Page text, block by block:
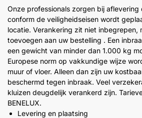
Branddetectie
Inbraakbeveiliging
Merken
Outlet
Onze professionals zorgen bij
conform de veiligheidseisen wordt
locatie. Verankering zit niet inbegrepen,
toevoegen aan uw bestelling . Een
een gewicht van minder dan 1.000 kg
Europese norm op vakkundige wijze
muur of vloer. Alleen dan zijn uw
beschermd tegen inbraak. Veel
kluizen deugdelijk verankerd zijn.
BENELUX.
Levering en plaatsing